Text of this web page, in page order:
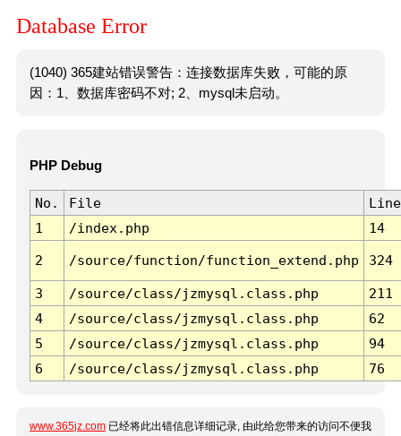
Database Error
(1040) 365建站错误警告：连接数据库失败，可能的原
因：1、数据库密码不对; 2、mysql未启动。
PHP Debug
No. File
Line
1
/index.php 14
2 /source/function/function_extend.php 324
3 /source/class/jzmysql.class.php
211
4
/source/class/jzmysql.class.php
62
5
/source/class/jzmysql.class.php
94
6
/source/class/jzmysql.class.php 76
www.365jz.com 已经将此出错信息详细记录, 由此给您带来的访问不便我